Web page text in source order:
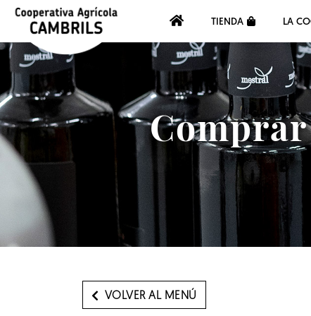
TIENDA LA
VOLVER AL MENÚ